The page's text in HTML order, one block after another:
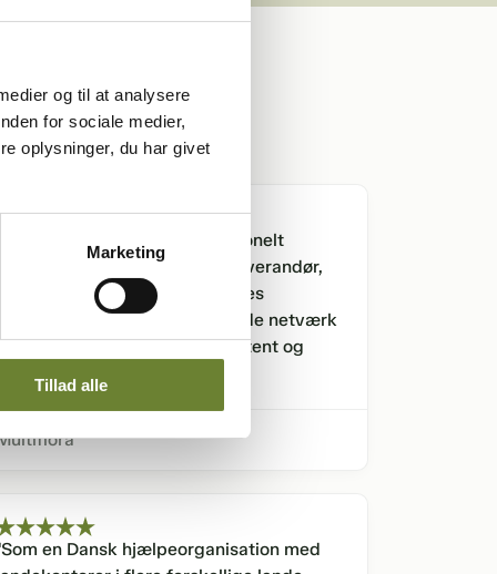
og til at analysere
for sociale medier,
oplysninger, du har givet
Marketing
Tillad alle
IT har hjulpet os professionelt
skift fra tidligere IT-leverandør,
vores IT, sænket vores
og forbedret både netværk
udstyr. Jysk IT er en kompetent og
en Dansk hjælpeorganisation med